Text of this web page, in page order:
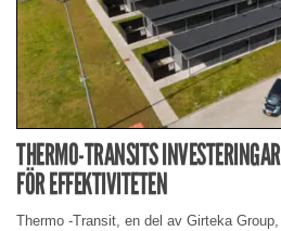
THERMO-TRANSITS
FÖR EFFEKTIVITETEN
Thermo -Transit, en del av Girteka